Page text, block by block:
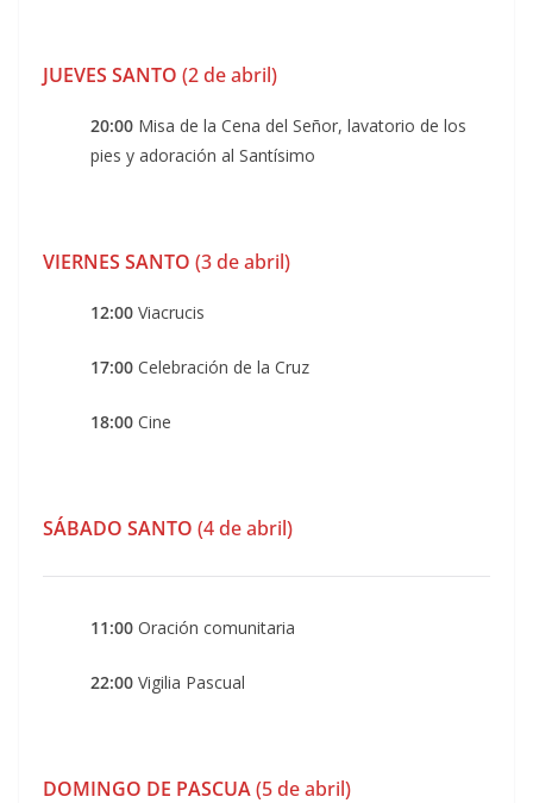
JUEVES SANTO (2 de abril)
20:00 Misa de la Cena del Señor, lavatorio de los
pies y adoración al Santísimo
VIERNES SANTO (3 de abril)
12:00 Viacrucis
17:00 Celebración de la Cruz
18:00 Cine
SÁBADO SANTO (4 de abril)
11:00 Oración comunitaria
22:00 Vigilia Pascual
DOMINGO DE PASCUA(5 de abril)